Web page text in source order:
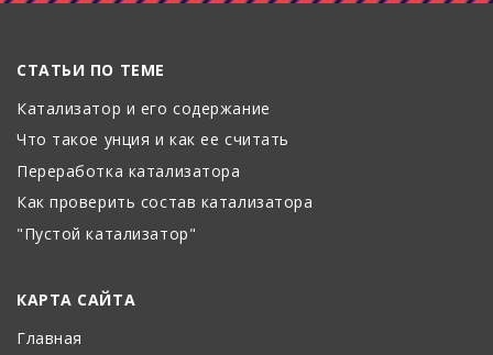
СТАТЬИ ПО ТЕМЕ
Катализатор и его содержание
Что такое унция и как ее считать
Переработка катализатора
Как проверить состав катализатора
"Пустой катализатор"
КАРТА САЙТА
Главная